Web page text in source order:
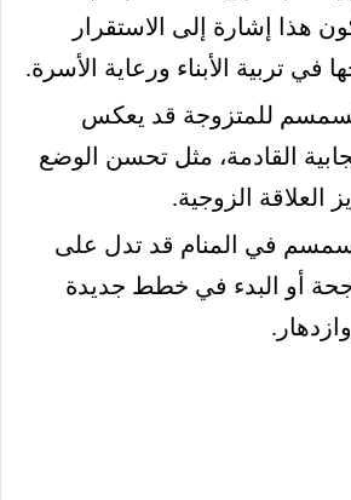
هذا إشارة إلى الاستقرار
في تربية الأبناء ورعاية الأسرة.
للمتزوجة قد يعكس
القادمة، مثل تحسن الوضع
العلاقة الزوجية.
في المنام قد تدل على
أو البدء في خطط جديدة